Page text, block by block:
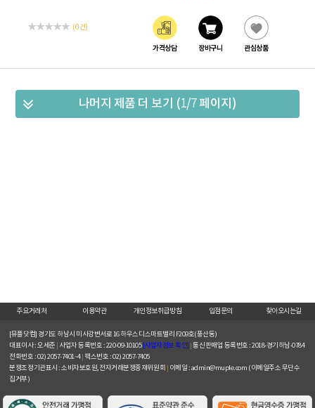
(0 건)
가격상담 장바구니 관심상품
나머지 제품 더 보기 (1/7페이지)
주요거래처 이용약관 개인정보취급방침 입점문의 찾아오시는길
[뮤플닷컴] 경기도 하남시 미사강변서로 16 하우스디스마트밸리 F209호(풍산동)
대표이사 : 오세준
사업자 등록번호 : 220-09-10105 [사업자정보 확인]
통신판매업 등록번호 : 2018-경기하남-0784
전화번호 : 02) 2057-7401~4 팩스번호 : 02) 2057-7405
분쟁조정기관표시 : 소비자보호원, 전자거래분쟁중재위원회
이메일 : admin@muple.com (이메일주소 무단수
집거부)